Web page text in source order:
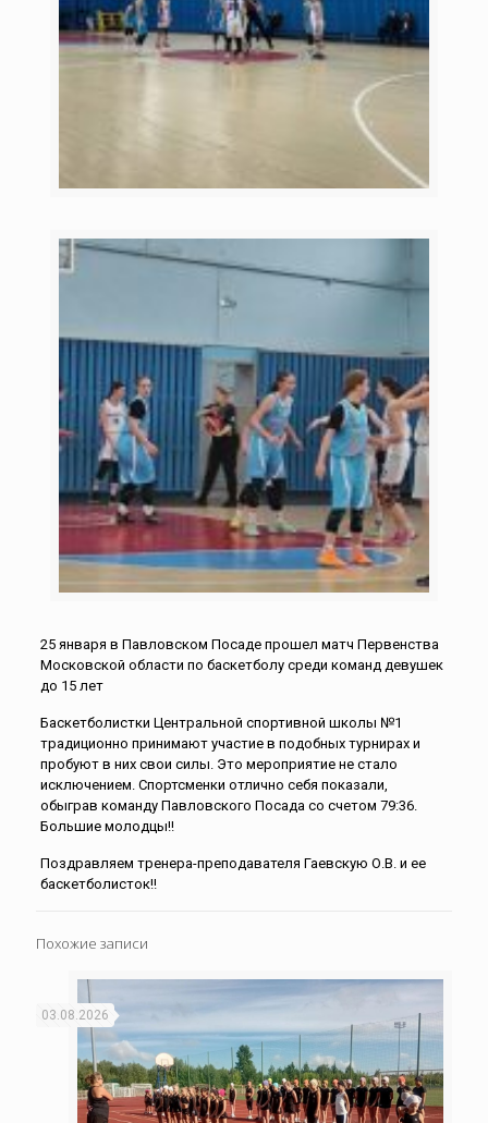
25 января в Павловском Посаде прошел матч Первенства
Московской области по баскетболу среди команд девушек
до 15 лет
Баскетболистки Центральной спортивной школы №1
традиционно принимают участие в подобных турнирах и
пробуют в них свои силы. Это мероприятие не стало
исключением. Спортсменки отлично себя показали,
обыграв команду Павловского Посада со счетом 79:36.
Большие молодцы!!
Поздравляем тренера-преподавателя Гаевскую О.В. и ее
баскетболисток!!
Похожие записи
03.08.2026